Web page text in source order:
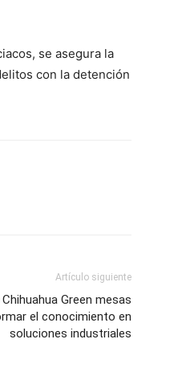
se asegura la
con la detención
Artículo siguiente
Green mesas
el conocimiento en
soluciones industriales